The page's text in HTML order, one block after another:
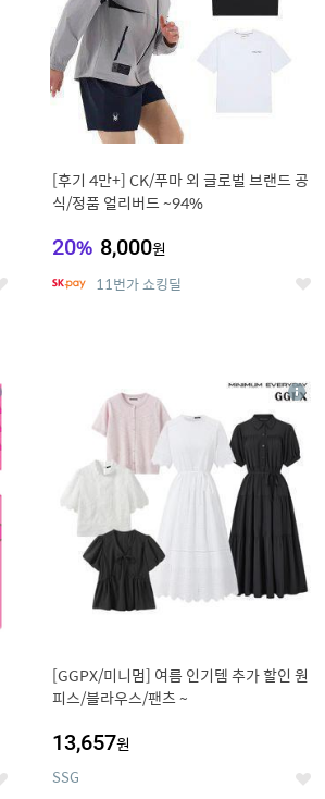
좋
[후기 4만+] CK/푸마 외 글로벌 브랜드 공
식/정품 얼리버드 ~94%
20% 8,000원
11번가 쇼킹딜 좋
좋
[GGPX/미니멈] 여름 인기템 추가 할인 원
피스/블라우스/팬츠 ~
13,657원
SSG 좋
상